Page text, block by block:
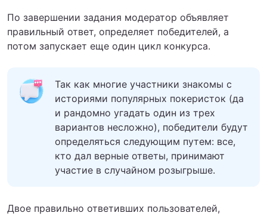
По завершении задания модератор объявляет
правильный ответ, определяет победителей, а
потом запускает еще один цикл конкурса.
Так как многие участники знакомы с
историями популярных покеристок (да
и рандомно угадать один из трех
вариантов несложно), победители будут
определяться следующим путем: все,
кто дал верные ответы, принимают
участие в случайном розыгрыше.
Двое правильно ответивших пользователей,